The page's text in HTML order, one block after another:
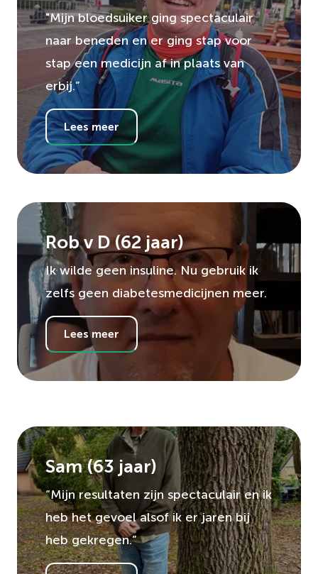
"Mijn bloedsuiker ging spectaculair
naar beneden en er ging stap voor
stap een medicijn af in plaats van
erbij.”
Lees meer
Rob v D (62jaar)
Ik wilde geen insuline. Nu gebruik ik
zelfs geen diabetesmedicijnen meer.
Lees meer
Sam (63 jaar)
“Mijn resultaten zijn spectaculair en ik
heb het gevoel alsof ik er jaren bij
heb gekregen.”